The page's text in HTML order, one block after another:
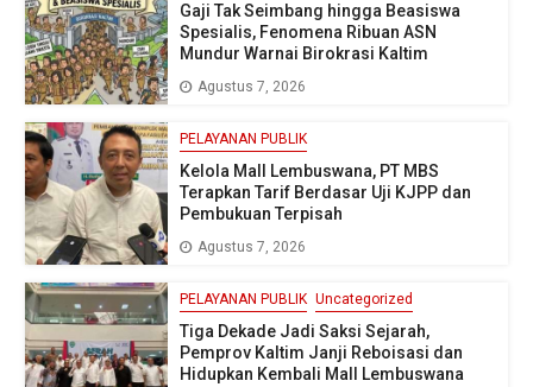
Gaji Tak Seimbang hingga Beasiswa
Spesialis, Fenomena Ribuan ASN
Mundur Warnai Birokrasi Kaltim
Agustus 7, 2026
PELAYANAN PUBLIK
Kelola Mall Lembuswana, PT MBS
Terapkan Tarif Berdasar Uji KJPP dan
Pembukuan Terpisah
Agustus 7, 2026
PELAYANAN PUBLIK Uncategorized
Tiga Dekade Jadi Saksi Sejarah,
Pemprov Kaltim Janji Reboisasi dan
Hidupkan Kembali Mall Lembuswana